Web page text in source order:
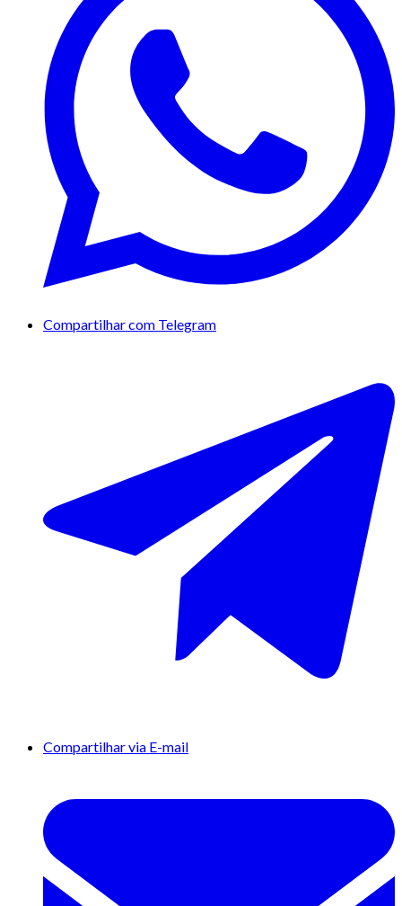
Compartilhar com Telegram
Compartilhar via E-mail